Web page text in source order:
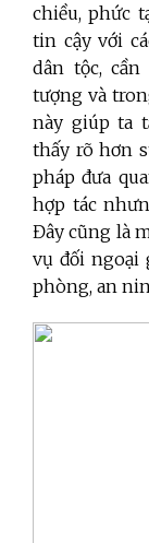
chiều, phức
tin cậy với
dân tộc,
tượng và
này giúp ta
thấy rõ hơn
pháp đưa
hợp tác
Đây cũng là
vụ đối ngoại
phòng, an